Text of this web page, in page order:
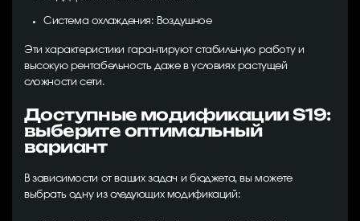
Система охлаждения: Воздушное
Эти характеристики гарантируют стабильную работу и
высокую рентабельность даже в условиях растущей
сложности сети.
Доступные модификации S19:
выберите оптимальный
вариант
В зависимости от ваших задач и бюджета, вы можете
выбрать одну из следующих модификаций: